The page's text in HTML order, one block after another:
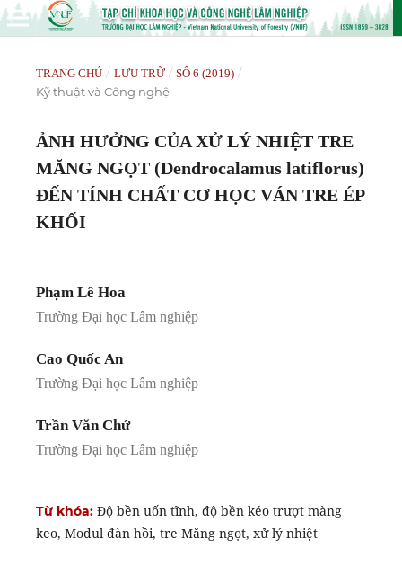
TRANG CHỦ / LƯU TRỮ / SỐ 6 (2019) /
Kỹ thuật và Công nghệ
ẢNH HƯỞNG CỦA XỬ LÝ NHIỆT TRE
MĂNG NGỌT (Dendrocalamus latiflorus)
ĐẾN TÍNH CHẤT CƠ HỌC VÁN TRE ÉP
KHỐI
Phạm Lê Hoa
Trường Đại học Lâm nghiệp
Cao Quốc An
Trường Đại học Lâm nghiệp
Trần Văn Chứ
Trường Đại học Lâm nghiệp
Từ khóa: Độ bền uốn tĩnh, độ bền kéo trượt màng
keo, Modul đàn hồi, tre Măng ngọt, xử lý nhiệt